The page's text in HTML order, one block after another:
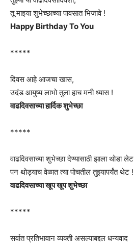
तू माझ्या शुभेच्छाच्या पावसात भिजावे !
Happy Birthday To You
*****
दिवस आहे आजचा खास,
उदंड आयुष्य लाभो तुला हाच मनी ध्यास !
वाढदिवसाच्या हार्दिक शुभेच्छा
*****
वाढदिवसाच्या शुभेच्छा देण्यासाठी झाला थोडा लेट
पन थोड्याच वेळात त्या पोचतील तुझ्यापर्यंत थेट !
वाढदिवसाच्या खूप खूप शुभेच्छा
*****
सर्वात प्रतिभावान व्यक्ती असल्याबद्दल धन्यवाद